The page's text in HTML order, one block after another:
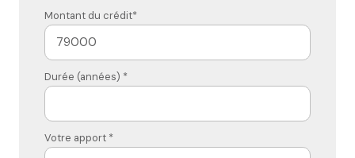
Montant du crédit*
Durée (années) *
Votre apport *